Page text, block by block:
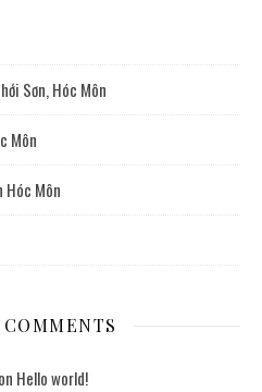
Sơn, Hóc Môn
Môn
Hóc Môn
on Hello world!